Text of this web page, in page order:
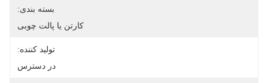
بسته بندی:
کارتن یا پالت چوبی
تولید کننده:
در دسترس